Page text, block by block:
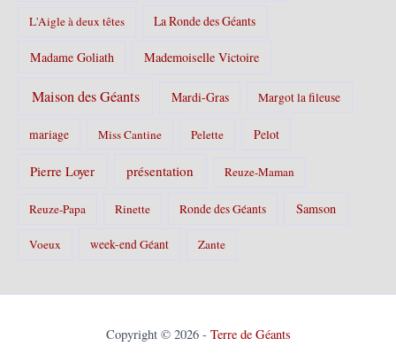
L'Aigle à deux têtes La Ronde des Géants
Madame Goliath Mademoiselle Victoire
Maison des Géants Mardi-Gras Margot la fileuse
mariage Miss Cantine Pelette Pelot
Pierre Loyer présentation Reuze-Maman
Reuze-Papa Rinette Ronde des Géants Samson
Voeux week-end Géant Zante
Copyright © 2026 - Terre de Géants